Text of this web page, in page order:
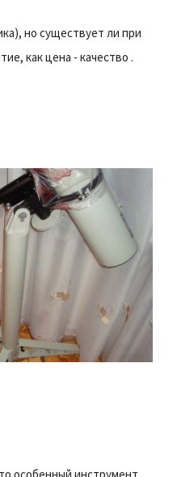
но существует ли при
как цена - качество .